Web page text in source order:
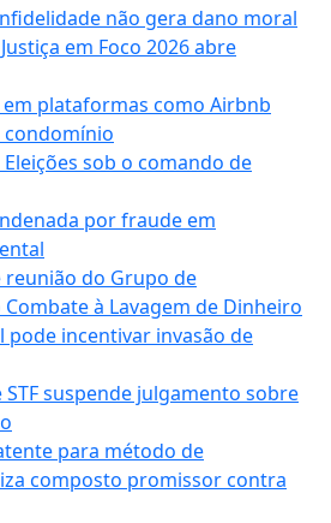
não gera dano moral
em Foco 2026 abre
plataformas como Airbnb
condomínio
sob o comando de
por fraude em
do Grupo de
à Lavagem de Dinheiro
pode incentivar invasão de
suspende julgamento sobre
para método de
composto promissor contra